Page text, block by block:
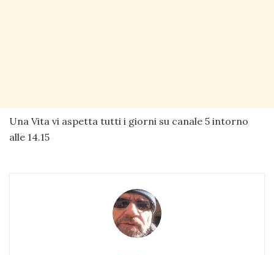
Una Vita vi aspetta tutti i giorni su canale 5 intorno
alle 14.15